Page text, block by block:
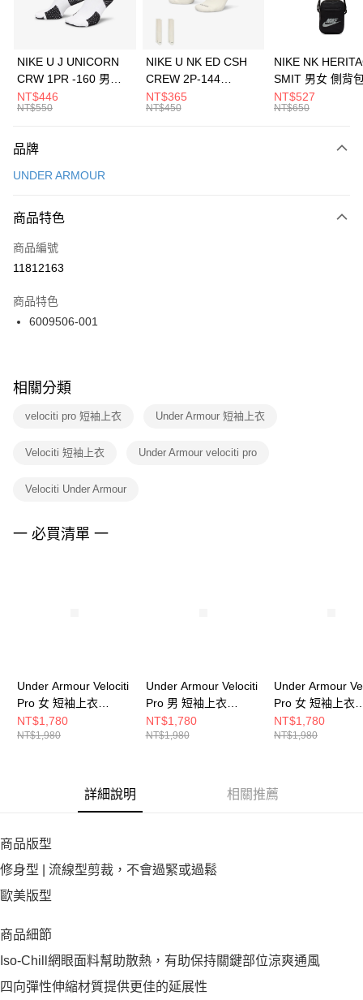
華南商業銀行
彰化商業銀行
上海商業儲蓄銀行
元大商業銀行
台灣樂天信用卡公司
Apple Pay
全盈+PAY
AFTEE先享後付
【關於「AFTEE先享後付」】
便利好安心！
３．安心：先確認商品／服務後，再付款。
【「AFTEE先享後付」結帳流程】
１．於結帳方式選擇「AFTEE先享後付」後，將跳轉至「AFTEE先享後付」
２．訂單成立數日內，您將收到繳費通知簡訊。
３．收到繳費通知簡訊後14天內，點擊此簡訊中的連結，可透過四大超商／
ATM／網路銀行／等多元方式進行付款，方視為交易完成。
※ 交易是否成功請以「AFTEE先享後付 」之結帳頁面顯示為準，若有關於
是否繳費成功／繳費後需取消欲退款等相關疑問，請聯繫「AFTEE先享後付
客戶支援中心」https://netprotections.freshdesk.com/support/home
１．透過由恩沛科技股份有限公司提供之「AFTEE先享後付」服務完成之交
權轉讓予恩沛科技股份有限公司。
３．未成年的使用者請事先徵得法定代理人或監護人之同意方可使用
「AFTEE先享後付」，若未經同意申辦者引起之損失，本公司不負相關責
運送方式
每筆NT$100，滿NT$1,500(含以上)免運費
宅配
每筆NT$100，滿NT$1,500(含以上)免運費
付款後門市自取
每筆NT$100，滿NT$1,500(含以上)免運費
NIKE U J UNICORN
CRW 1PR -160 男女
中統襪 FZ3393100
NT$446
NT$550
NIKE U NK ED CSH
CREW 2P-144
EMBRDY 男女 短統襪
FZ3073133
NT$365
NT$450
NIKE NK
SMIT 男女 側背
BA5871010
NT$527
NT$650
品牌
UNDER ARMOUR
商品特色
商品編號
11812163
商品特色
6009506-001
相關分類
velociti pro 短袖上衣 Under Armour 短袖上衣
Velociti 短袖上衣 Under Armour velociti pro
Velociti Under Armour
一 必買清單 一
Under Armour Velociti
Pro 女 短袖上衣
6009536-498
NT$1,780
NT$1,980
Under Armour Velociti
Pro 男 短袖上衣
6009506-069
NT$1,780
NT$1,980
Under Armour
Pro 女 短袖上衣
6009536-001
NT$1,780
NT$1,980
詳細說明 相關推薦
商品版型
修身型 | 流線型剪裁，不會過緊或過鬆
歐美版型
商品細節
Iso-Chill網眼面料幫助散熱，有助保持關鍵部位涼爽通風
四向彈性伸縮材質提供更佳的延展性